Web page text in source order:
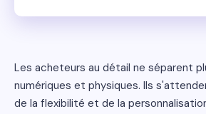
Les acheteurs au détail ne séparent
numériques et physiques. Ils
de la flexibilité et de la